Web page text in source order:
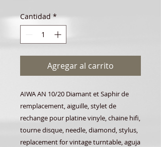
Cantidad *
Agregar al carrito
AIWA AN 10/20 Diamant et Saphir de
remplacement, aiguille, stylet de
rechange pour platine vinyle, chaine hifi,
tourne disque, needle, diamond, stylus,
replacement for vintage turntable, aguja